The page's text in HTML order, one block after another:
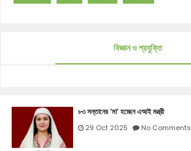
বিজ্ঞান ও প্রযুক্তি
৮৩ সন্তানের ‘মা’ হচ্ছেন এআই মন্ত্রী
29 Oct 2025 No Comments